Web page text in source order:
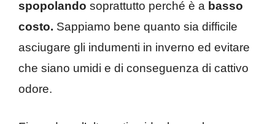
spopolando soprattutto perché è a basso
costo. Sappiamo bene quanto sia difficile
asciugare gli indumenti in inverno ed evitare
che siano umidi e di conseguenza di cattivo
odore.